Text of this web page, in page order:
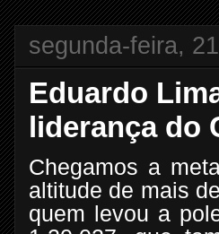
segunda-feira,
Eduardo
liderança do
Chegamos a
altitude de mais
quem levou a